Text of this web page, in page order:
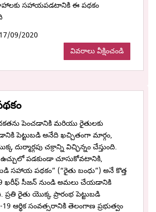
సహాయపడటానికి ఈ పథకం
09/2020
వివరాలు వీక్షించండి
పెంచడానికి మరియు రైతులకు
పెట్టుబడి అనేది ఖచ్చితంగా మార్గం,
చక్రాన్ని విచ్ఛిన్నం చేస్తుంది.
ఉచ్చులో పడకుండా చూసుకోవటానికి,
సహాయ పథకం” (“రైతు బంధు”) అనే కొత్త
ఖరీఫ్ సీజన్ నుండి అమలు చేయడానికి
రైతు యొక్క ప్రారంభ పెట్టుబడి
ఆర్థిక సంవత్సరానికి తెలంగాణ ప్రభుత్వం